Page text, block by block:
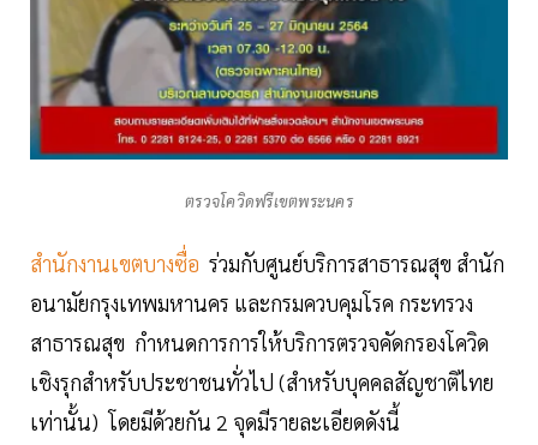
ตรวจโควิดฟรีเขตพระนคร
สำนักงานเขตบางซื่อ ร่วมกับศูนย์บริการสาธารณสุข สำนัก
อนามัยกรุงเทพมหานคร และกรมควบคุมโรค กระทรวง
สาธารณสุข กำหนดการการให้บริการตรวจคัดกรองโควิด
เชิงรุกสำหรับประชาชนทั่วไป (สำหรับบุคคลสัญชาติไทย
เท่านั้น) โดยมีด้วยกัน 2 จุดมีรายละเอียดดังนี้